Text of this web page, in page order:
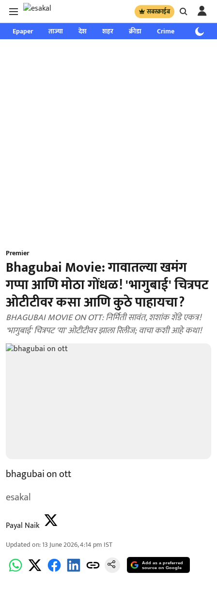
सबस्क्राईब
Epaper ताज्या देश शहर क्रीडा Crime साप्ताहिक
Premier
Bhagubai Movie: गावातल्या खमंग
गप्पा आणि मोठा गोंधळ! 'भागुबाई' चित्रपट
ओटीटीवर कसा आणि कुठे पाहायचा?
BHAGUBAI MOVIE ON OTT: निर्मिती सावंत, शशांक शेंडे एकत्र!
'भागुबाई' चित्रपट 'या' ओटीटीवर झाला रिलीज; वाचा कशी आहे कथा!
bhagubai on ott
esakal
Payal Naik
Updated on:13 June 2026, 4:14 pm IST
Add as a preferred
source on Google